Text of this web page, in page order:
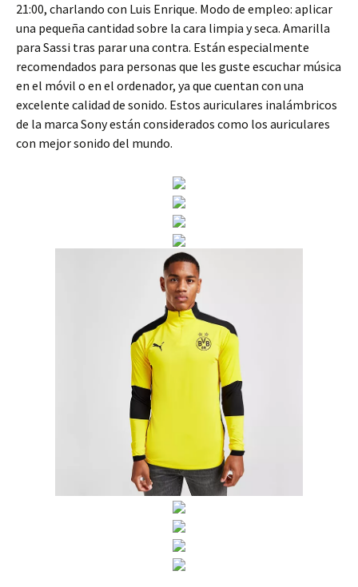
21:00, charlando con Luis Enrique. Modo de empleo: aplicar
una pequeña cantidad sobre la cara limpia y seca. Amarilla
para Sassi tras parar una contra. Están especialmente
recomendados para personas que les guste escuchar música
en el móvil o en el ordenador, ya que cuentan con una
excelente calidad de sonido. Estos auriculares inalámbricos
de la marca Sony están considerados como los auriculares
con mejor sonido del mundo.